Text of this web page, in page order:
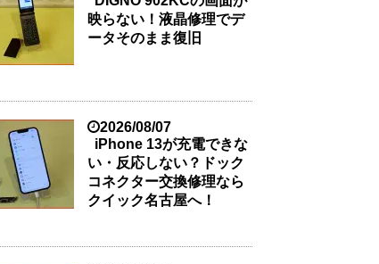
映らない！液晶修理でデ
ータそのまま復旧
2026/08/07
iPhone 13が充電できな
い・反応しない？ドック
コネクター交換修理なら
クイック名古屋へ！